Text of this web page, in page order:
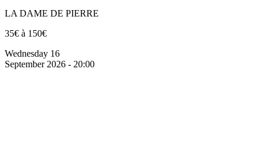
LA DAME DE PIERRE
35€ à 150€
Wednesday 16
September 2026 - 20:00